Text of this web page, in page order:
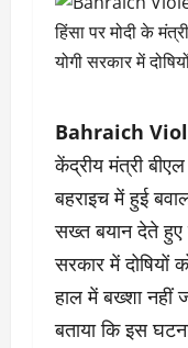
Bahraich
केंद्रीय मंत्री बीएल
बहराइच में हुई
सख्त बयान देते हुए
सरकार में दोषियों
हाल में बख्शा नहीं
बताया कि इस